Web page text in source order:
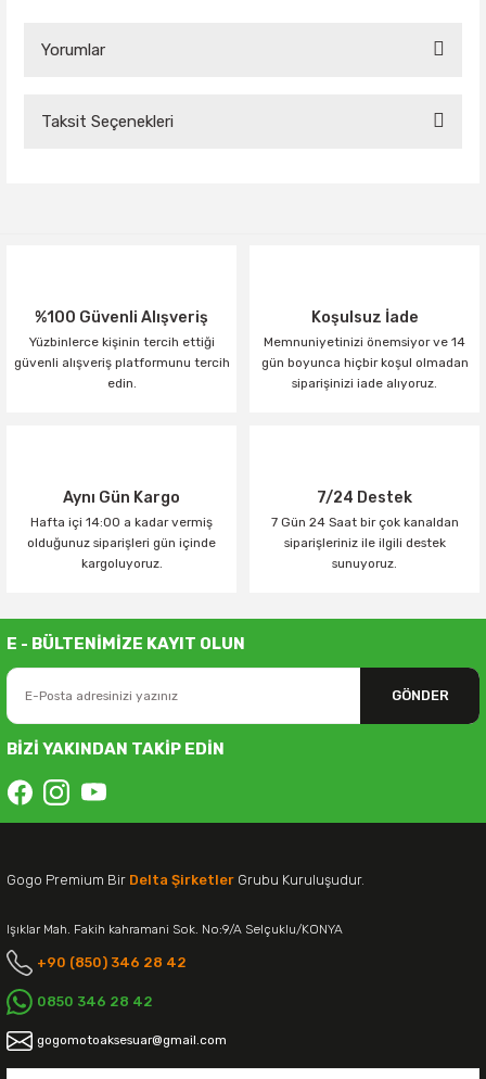
Yorumlar
Taksit Seçenekleri
%100 Güvenli Alışveriş
Yüzbinlerce kişinin tercih ettiği
güvenli alışveriş platformunu tercih
edin.
Koşulsuz İade
Memnuniyetinizi önemsiyor ve 14
gün boyunca hiçbir koşul olmadan
siparişinizi iade alıyoruz.
Aynı Gün Kargo
Hafta içi 14:00 a kadar vermiş
olduğunuz siparişleri gün içinde
kargoluyoruz.
7/24 Destek
7 Gün 24 Saat bir çok kanaldan
siparişleriniz ile ilgili destek
sunuyoruz.
E - BÜLTENİMİZE KAYIT OLUN
GÖNDER
BİZİ YAKINDAN TAKİP EDİN
Gogo Premium Bir Delta Şirketler Grubu Kuruluşudur.
Işıklar Mah. Fakih kahramani Sok. No:9/A Selçuklu/KONYA
+90 (850) 346 28 42
0850 346 28 42
gogomotoaksesuar@gmail.com